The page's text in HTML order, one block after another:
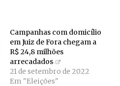
Campanhas com domicílio
em Juiz de Fora chegam a
R$ 24,8 milhões
arrecadados
21 de setembro de 2022
Em "Eleições"